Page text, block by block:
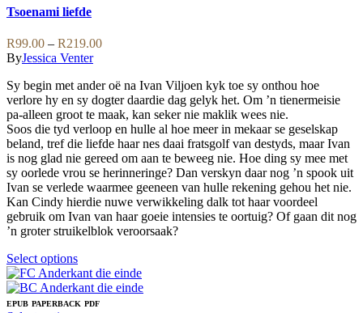
options
may
be
chosen
on
the
product
page
has
multiple
variants.
The
options
may
be
chosen
on
the
product
page
Tsoenami liefde
R99.00 – R219.00Price
through
R219.00
ByJessica Venter
Sy begin met ander oë na Ivan Viljoen kyk toe sy onthou hoe
verlore hy en sy dogter daardie dag gelyk het. Om ’n tienermeisie
pa-alleen groot te maak, kan seker nie maklik wees nie.
Soos die tyd verloop en hulle al hoe meer in mekaar se geselskap
beland, tref die liefde haar nes daai fratsgolf van destyds, maar Ivan
is nog glad nie gereed om aan te beweeg nie. Hoe ding sy mee met
sy oorlede vrou se herinneringe? Dan verskyn daar nog ’n spook uit
Ivan se verlede waarmee geeneen van hulle rekening gehou het nie.
Kan Cindy hierdie nuwe verwikkeling dalk tot haar voordeel
gebruik om Ivan van haar goeie intensies te oortuig? Of gaan dit nog
’n groter struikelblok veroorsaak?
Select optionsThis
product
has
multiple
EPUB PAPERBACK PDF